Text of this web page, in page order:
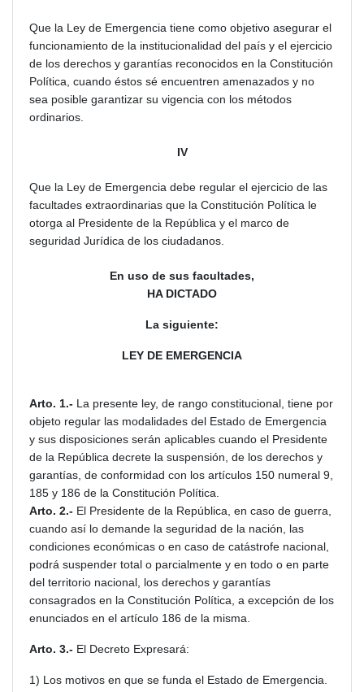
Que la Ley de Emergencia tiene como objetivo asegurar el
funcionamiento de la institucionalidad del país y el ejercicio
de los derechos y garantías reconocidos en la Constitución
Política, cuando éstos sé encuentren amenazados y no
sea posible garantizar su vigencia con los métodos
ordinarios.
IV
Que la Ley de Emergencia debe regular el ejercicio de las
facultades extraordinarias que la Constitución Política le
otorga al Presidente de la República y el marco de
seguridad Jurídica de los ciudadanos.
En uso de sus facultades,
HA DICTADO
La siguiente:
LEY DE EMERGENCIA
Arto. 1.- La presente ley, de rango constitucional, tiene por
objeto regular las modalidades del Estado de Emergencia
y sus disposiciones serán aplicables cuando el Presidente
de la República decrete la suspensión, de los derechos y
garantías, de conformidad con los artículos 150 numeral 9,
185 y 186 de la Constitución Política.
Arto. 2.- El Presidente de la República, en caso de guerra,
cuando así lo demande la seguridad de la nación, las
condiciones económicas o en caso de catástrofe nacional,
podrá suspender total o parcialmente y en todo o en parte
del territorio nacional, los derechos y garantías
consagrados en la Constitución Política, a excepción de los
enunciados en el artículo 186 de la misma.
Arto. 3.- El Decreto Expresará:
1) Los motivos en que se funda el Estado de Emergencia.